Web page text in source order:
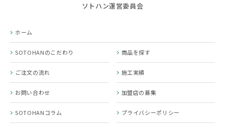
ソトハン運営委員会
ホーム
SOTOHANのこだわり 商品を探す
ご注文の流れ 施工実績
お問い合わせ 加盟店の募集
SOTOHANコラム プライバシーポリシー